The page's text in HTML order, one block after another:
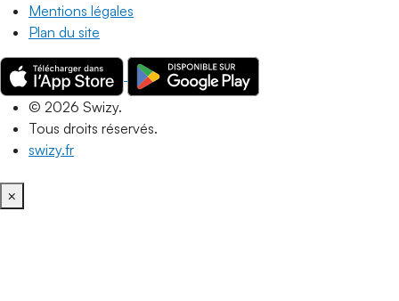
Mentions légales
Plan du site
© 2026 Swizy.
Tous droits réservés.
swizy.fr
×